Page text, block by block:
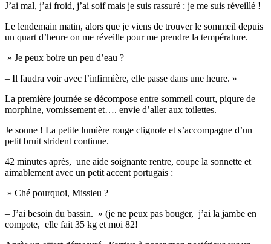
J’ai mal, j’ai froid, j’ai soif mais je suis rassuré : je me suis réveillé !
Le lendemain matin, alors que je viens de trouver le sommeil depuis
un quart d’heure on me réveille pour me prendre la température.
» Je peux boire un peu d’eau ?
– Il faudra voir avec l’infirmière, elle passe dans une heure. »
La première journée se décompose entre sommeil court, piqure de
morphine, vomissement et…. envie d’aller aux toilettes.
Je sonne ! La petite lumière rouge clignote et s’accompagne d’un
petit bruit strident continue.
42 minutes après, une aide soignante rentre, coupe la sonnette et
aimablement avec un petit accent portugais :
» Ché pourquoi, Missieu ?
– J’ai besoin du bassin. » (je ne peux pas bouger, j’ai la jambe en
compote, elle fait 35 kg et moi 82!